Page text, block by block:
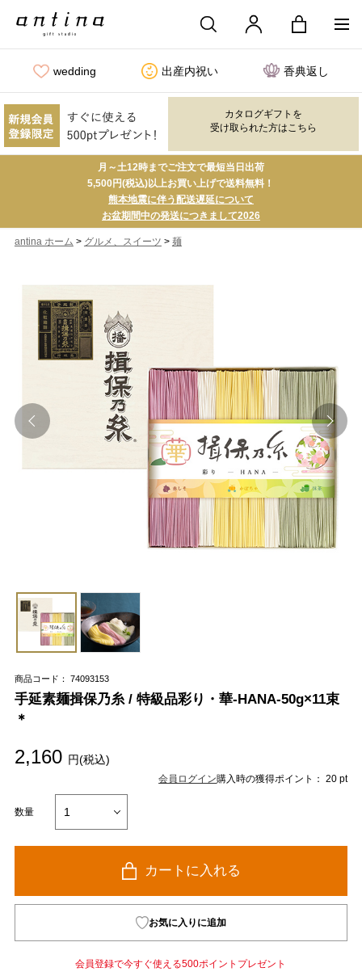
wedding 出産内祝い 香典返し
カタログギフトを
受け取られた方はこちら
月～土12時までご注文で最短当日出荷
5,500円(税込)以上お買い上げで送料無料！
熊本地震に伴う配送遅延について
お盆期間中の発送につきまして2026
antina ホーム > グルメ、スイーツ > 麺
商品コード： 74093153
手延素麺揖保乃糸 / 特級品彩り・華-HANA-50g×11束
＊
2,160 円(税込)
会員ログイン購入時の獲得ポイント： 20 pt
数量
カートに入れる
お気に入りに追加
会員登録で今すぐ使える500ポイントプレゼント